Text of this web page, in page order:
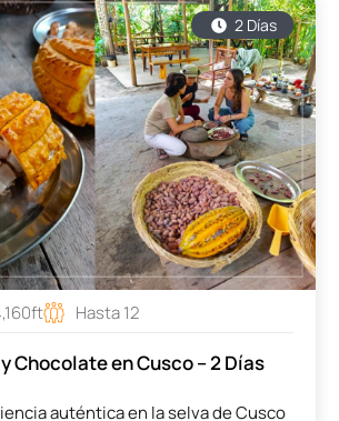
2 Días
Hasta 12
Chocolate en Cusco – 2 Días
auténtica en la selva de Cusco